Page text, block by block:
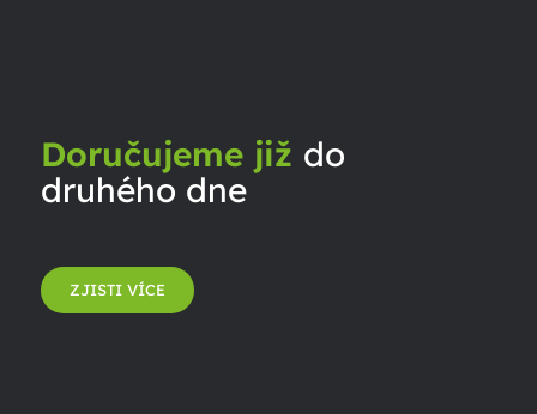
Doručujeme již do
druhého dne
ZJISTI VÍCE